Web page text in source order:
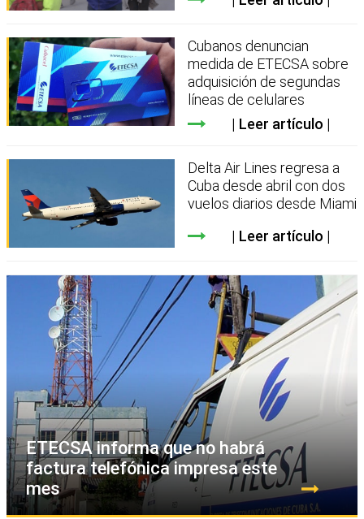
Cubanos denuncian
medida de ETECSA sobre
adquisición de segundas
líneas de celulares
Leer artículo
Delta Air Lines regresa a
Cuba desde abril con dos
vuelos diarios desde Miami
Leer artículo
ETECSA informa que no habrá
factura telefónica impresa este
mes